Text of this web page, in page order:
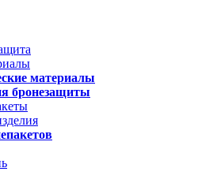
материалы
бронезащиты